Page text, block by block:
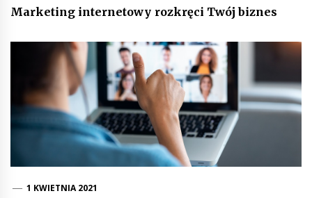
Marketing internetowy rozkręci Twój biznes
1 KWIETNIA 2021